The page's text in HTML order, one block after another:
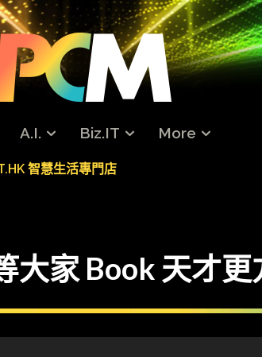
A.I. Biz.IT More
智慧生活專門店
家 Book 天才更